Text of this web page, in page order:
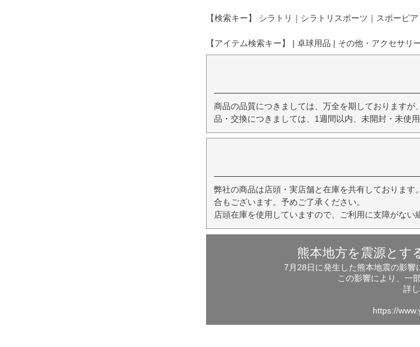
【検索キー】 シラトリ｜シラトリスポーツ｜スポーピ
【アイテム検索キー】 | 卓球用品 | その他・アクセサリ
商品の品質につきましては、万全を期しております
品・交換につきましては、1週間以内、未開封・未使用
弊社の商品は店頭・実店舗と在庫を共有しておりま
合もございます。予めご了承ください。
店頭在庫を使用していますので、ご利用に支障がない
熊本地方を震源とす
7月28日に発生した熊本地震の影響
この影響により、一
詳
https://